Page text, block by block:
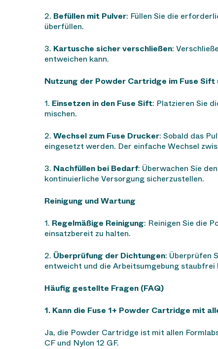
2. Befüllen mit Pulver: Füllen Sie die
überfüllen.
3. Kartusche sicher verschließen:
entweichen kann.
Nutzung der Powder Cartridge im Fuse Sift
1. Einsetzen in den Fuse Sift: Platzieren Sie
mischen.
2. Wechsel zum Fuse Drucker: Sobald das
eingesetzt werden. Der einfache Wechsel
3. Nachfüllen bei Bedarf: Überwachen Sie
kontinuierliche Versorgung sicherzustellen.
Reinigung und Wartung
1. Regelmäßige Reinigung: Reinigen Sie die
einsatzbereit zu halten.
2. Überprüfung der Dichtungen: Überprüfen
entweicht und die Arbeitsumgebung staubfrei
Häufig gestellte Fragen (FAQ)
1. Kann die Fuse 1+ Powder Cartridge mit
Ja, die Powder Cartridge ist mit allen
CF und Nylon 12 GF.